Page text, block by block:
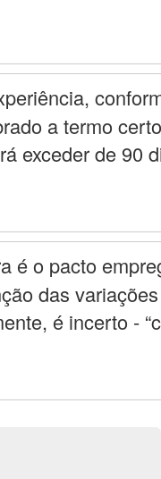
a termo
exceder de 90
é o pacto
das
é incerto -